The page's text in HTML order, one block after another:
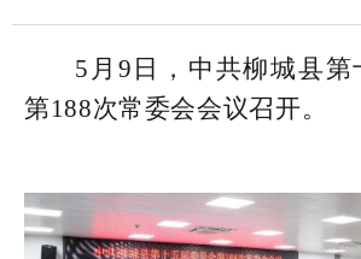
政府信息公开
网上办事
数据专题
5月9日，中共柳城县第
第188次常委会会议召开。